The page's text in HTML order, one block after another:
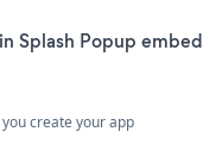
Splash Popup embed
create your app